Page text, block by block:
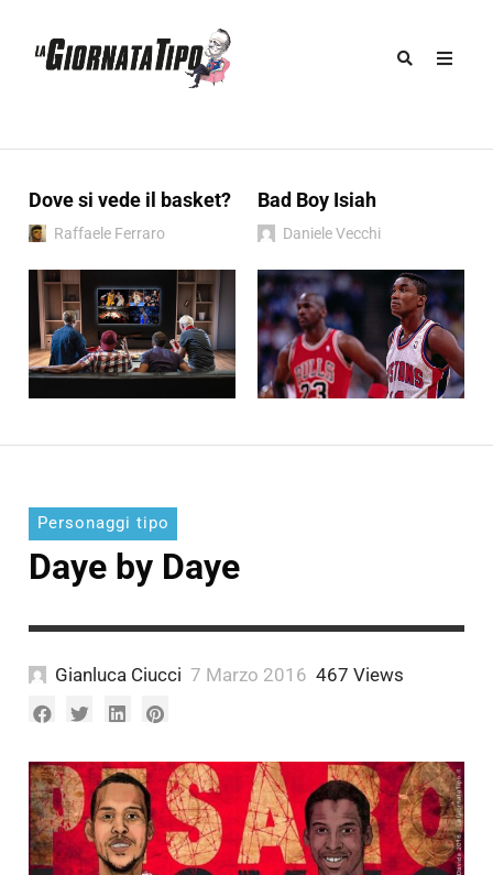
Dove si vede il basket?
Raffaele Ferraro
Bad Boy Isiah
Daniele Vecchi
Personaggi tipo
Daye by Daye
Gianluca Ciucci 7 Marzo 2016 467 Views